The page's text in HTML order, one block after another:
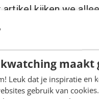
maakt
Leuk dat je inspiratie en
gebruik van
artikel kijken we
elkaar weg,
prijs & service
aan?